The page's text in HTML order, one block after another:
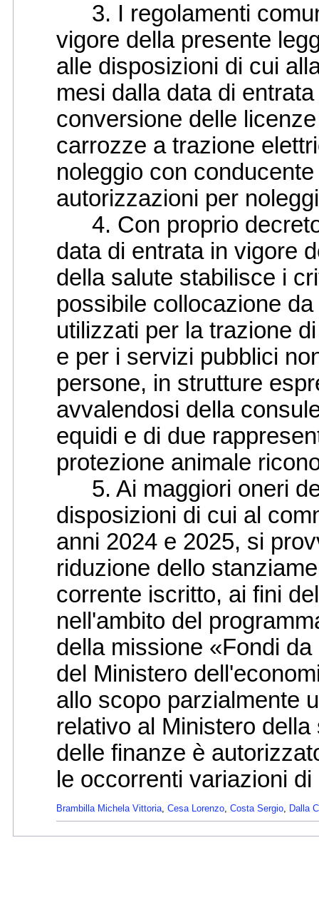
3. I regolamenti
vigore della presente
alle disposizioni di cui
mesi dalla data di
conversione delle
carrozze a trazione
noleggio con
autorizzazioni per
4. Con proprio
data di entrata in vigore
della salute stabilisce i
possibile collocazione
utilizzati per la trazione
e per i servizi pubblici
persone, in strutture
avvalendosi della
equidi e di due
protezione animale
5. Ai maggiori oneri
disposizioni di cui al
anni 2024 e 2025, si
riduzione dello
corrente iscritto, ai fini
nell'ambito del
della missione «Fondi
del Ministero
allo scopo parzialmente
relativo al Ministero
delle finanze è
le occorrenti variazioni
Brambilla Michela Vittoria Cesa Lorenzo Costa Sergio Dalla